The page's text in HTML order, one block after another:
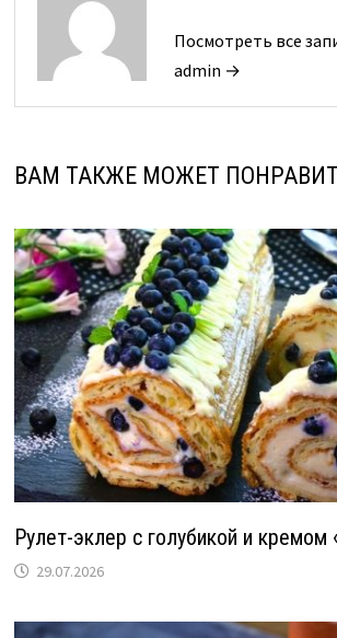
Посмотреть все
admin →
ВАМ ТАКЖЕ МОЖЕТ
Рулет-эклер с голубикой и кремом
29.07.2026